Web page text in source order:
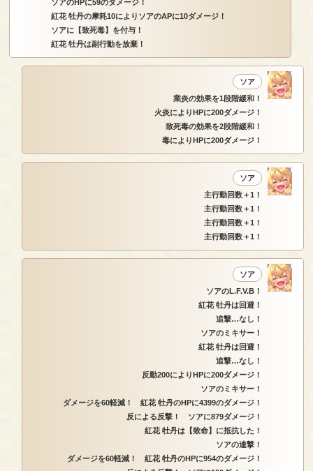
ソアのHPに59のダメージ！
紅花 牡丹の摩耗10によりソアのAPに10ダメージ！
ソアに【致死毒】を付与！
紅花 牡丹は副行動を放棄！
ソア
業炎の効果を1段階緩和！
火炎によりHPに200ダメージ！
致死毒の効果を2段階緩和！
毒によりHPに200ダメージ！
ソア
主行動回数＋1！
主行動回数＋1！
主行動回数＋1！
主行動回数＋1！
ソア
ソアのL.F.V.B！
紅花 牡丹は回避！
追撃…なし！
ソアのミキサー！
紅花 牡丹は回避！
追撃…なし！
反動200によりHPに200ダメージ！
ソアのミキサー！
ダメージを60軽減！ 紅花 牡丹のHPに4399のダメージ！
反による反撃！ ソアに879ダメージ！
紅花 牡丹は【致命】に抵抗した！
ソアの連撃！
ダメージを60軽減！ 紅花 牡丹のHPに954のダメージ！